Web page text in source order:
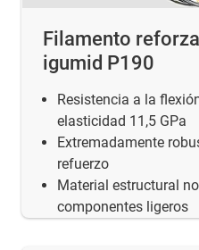
Filamento
igumid P190
Resistencia a la
elasticidad 11,5 GPa
Extremadamente
refuerzo
Material estructural
componentes ligeros